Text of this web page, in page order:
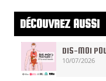
DÉCOUVREZ AUSSI
DIS-MOI
10/07/2026